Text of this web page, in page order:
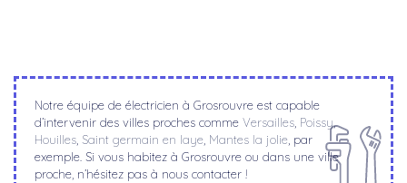
Notre équipe de électricien à Grosrouvre est capable
d’intervenir des villes proches comme Versailles Poissy,
Houilles Saint germain en laye Mantes la jolie , par
exemple. Si vous habitez à Grosrouvre ou dans une ville
proche, n’hésitez pas à nous contacter !